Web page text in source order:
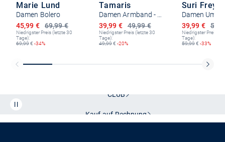
Marie Lund
Damen Bolero
69,99 €
Ermäßigter Preis
45,99 €
Niedrigster Preis (letzte 30
Tage):
69,99€ -34%
Tamaris
49,99 €
Ermäßigter Preis
39,99 €
Niedrigster Preis (letzte 30
Tage):
49,99€ -20%
Suri Frey
Ermäßigter
39,99 €
Niedrigster Preis
Tage):
59,99€ -33%
CLUB